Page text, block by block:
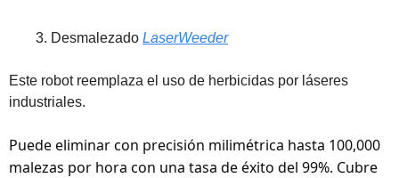
Desmalezado LaserWeeder
Este robot reemplaza el uso de herbicidas por láseres
industriales.
Puede eliminar con precisión milimétrica hasta 100,000
malezas por hora con una tasa de éxito del 99%. Cubre